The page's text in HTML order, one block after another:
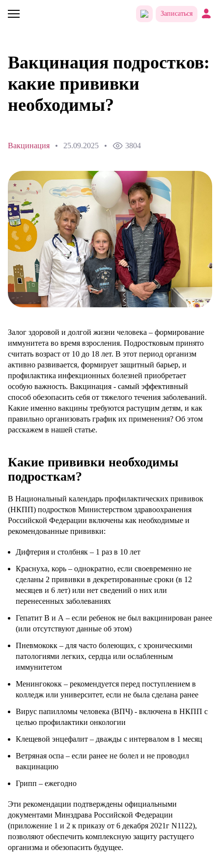
Записаться
Вакцинация подростков:
какие прививки
необходимы?
Вакцинация 25.09.2025 3804
Залог здоровой и долгой жизни человека – формирование
иммунитета во время взросления. Подростковым принято
считать возраст от 10 до 18 лет. В этот период организм
активно развивается, формирует защитный барьер, и
профилактика инфекционных болезней приобретает
особую важность. Вакцинация - самый эффективный
способ обезопасить себя от тяжелого течения заболеваний.
Какие именно вакцины требуются растущим детям, и как
правильно организовать график их применения? Об этом
расскажем в нашей статье.
Какие прививки необходимы
подросткам?
В Национальный календарь профилактических прививок
(НКПП) подростков Министерством здравоохранения
Российской Федерации включены как необходимые и
рекомендованные прививки:
Дифтерия и столбняк – 1 раз в 10 лет
Краснуха, корь – однократно, если своевременно не
сделаны 2 прививки в декретированные сроки (в 12
месяцев и 6 лет) или нет сведений о них или
перенесенных заболеваниях
Гепатит В и А – если ребенок не был вакцинирован ранее
(или отсутствуют данные об этом)
Пневмококк – для часто болеющих, с хроническими
патологиями легких, сердца или ослабленным
иммунитетом
Менингококк – рекомендуется перед поступлением в
колледж или университет, если не была сделана ранее
Вирус папилломы человека (ВПЧ) - включена в НКПП с
целью профилактики онкологии
Клещевой энцефалит – дважды с интервалом в 1 месяц
Ветряная оспа – если ранее не болел и не проводил
вакцинацию
Грипп – ежегодно
Эти рекомендации подтверждены официальными
документами Минздрава Российской Федерации
(приложение 1 и 2 к приказу от 6 декабря 2021г N1122),
позволяют обеспечить комплексную защиту растущего
организма и обезопасить будущее.